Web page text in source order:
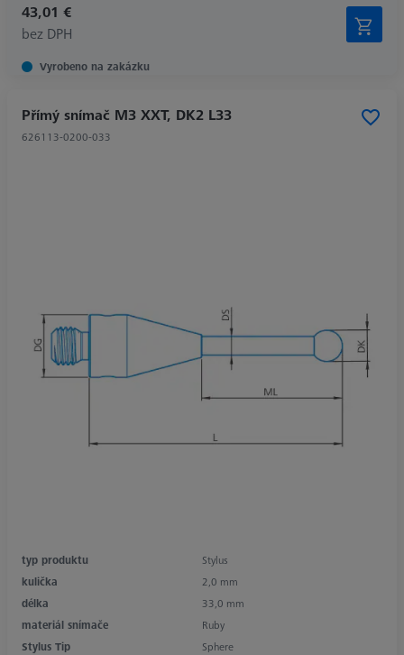
43,01 €
bez DPH
Vyrobeno na zakázku
Přímý snímač M3 XXT, DK2 L33
626113-0200-033
typ produktu
Stylus
kulička
2,0 mm
délka
33,0 mm
materiál snímače
Ruby
Stylus Tip
Sphere